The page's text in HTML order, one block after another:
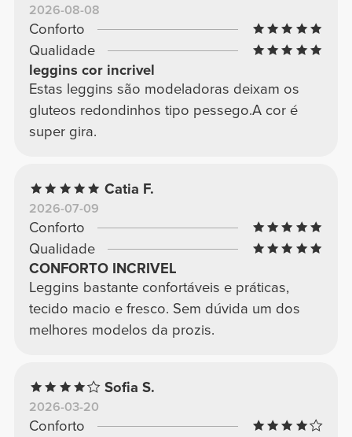
2026-08-08
Conforto
Qualidade
leggins cor incrivel
Estas leggins são modeladoras deixam os
gluteos redondinhos tipo pessego.A cor é
super gira.
Catia F.
2026-07-09
Conforto
Qualidade
CONFORTO INCRIVEL
Leggins bastante confortáveis e práticas,
tecido macio e fresco. Sem dúvida um dos
melhores modelos da prozis.
Sofia S.
2026-03-20
Conforto